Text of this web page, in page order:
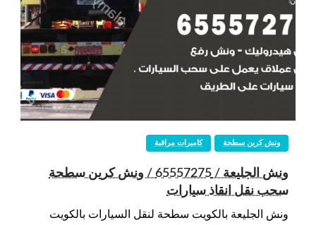
كاميرات مراقبة ونش كرين سطحة
ونش الجليعة / 65557275 / ونش كرين سطحة
سحب نقل انقاذ سيارات
ونش الجليعة بالكويت سطحة لنقل السيارات بالكويت